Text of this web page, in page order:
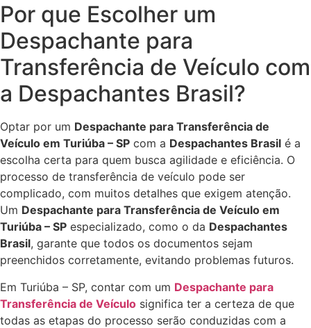
Por que Escolher um
Despachante para
Transferência de Veículo com
a Despachantes Brasil?
Optar por um Despachante para Transferência de
Veículo em Turiúba – SP com a Despachantes Brasil é a
escolha certa para quem busca agilidade e eficiência. O
processo de transferência de veículo pode ser
complicado, com muitos detalhes que exigem atenção.
Um Despachante para Transferência de Veículo em
Turiúba – SP especializado, como o da Despachantes
Brasil, garante que todos os documentos sejam
preenchidos corretamente, evitando problemas futuros.
Em Turiúba – SP, contar com um Despachante para
Transferência de Veículo significa ter a certeza de que
todas as etapas do processo serão conduzidas com a